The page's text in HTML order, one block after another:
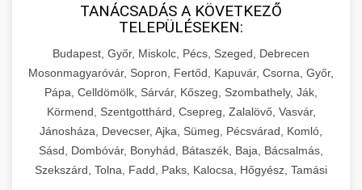
klinika átalakulási történet
érdeklődésének és elkötelezettségének drámai
növeléséhez. Egy 150%-os fellendülési
esettanulmány gyakorlati betekintésekkel.
weboldal-keszites.co
elkötelezettség erősítési módszerek
🎮 19. AI Google Ads és Meta
Kampány Kezelés
Fejlett AI-alapú Google Ads és Meta hirdetési
kampánykezelés. Optimalizálja hirdetési
költségvetését gépi tanulással és
automatizálással.
aikampany.hu AI hirdetési automatizálás
🍞 20. Ipari Dagasztógép +
Professzionális ipari dagasztógépek és
tésztakeverő gépek pékségek és kereskedelmi
konyhák számára. Masszív konstrukció
🔪 21. Ipari Szeletelőgép +
TANÁCSADÁS A KÖVETKEZŐ
TELEPÜLÉSEKEN:
Budapest, Győr, Miskolc, Pécs, Szeged, Debrecen
Mosonmagyaróvár, Sopron, Fertőd, Kapuvár, Csorna, Győr,
Pápa, Celldömölk, Sárvár, Kőszeg, Szombathely, Ják,
Körmend, Szentgotthárd, Csepreg, Zalalövő, Vasvár,
Jánosháza, Devecser, Ajka, Sümeg, Pécsvárad, Komló,
Sásd, Dombóvár, Bonyhád, Bátaszék, Baja, Bácsalmás,
Szekszárd, Tolna, Fadd, Paks, Kalocsa, Hőgyész, Tamási